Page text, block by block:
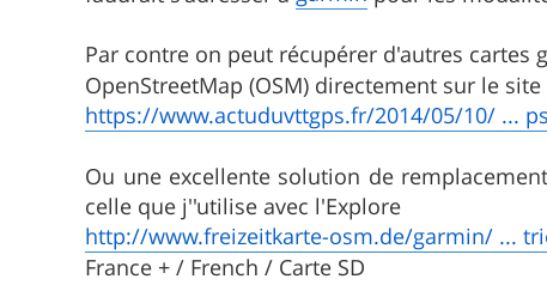
Par contre on peut récupérer d'autres cartes
OpenStreetMap (OSM) directement sur le site
https://www.actuduvttgps.fr/2014/05/10/ ...
Ou une excellente solution de
celle que j''utilise avec l'Explore
http://www.freizeitkarte-osm.de/garmin/ ...
France + / French / Carte SD